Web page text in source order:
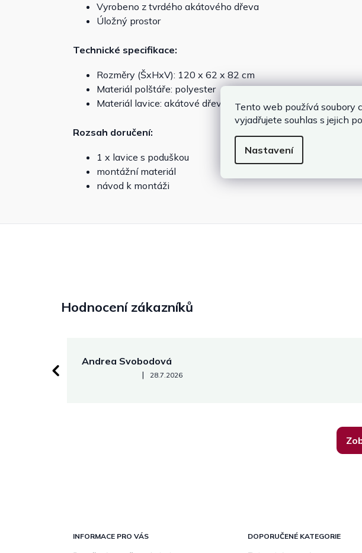
Tento web používá soubory
vyjadřujete souhlas s jejich
Nastavení
Vyrobeno z tvrdého akátového dřeva
Úložný prostor
Technické specifikace:
Rozměry (ŠxHxV): 120 x 62 x 82 cm
Materiál polštáře: polyester
Materiál lavice: akátové dřevo
Rozsah doručení:
1 x lavice s poduškou
montážní materiál
návod k montáži
Hodnocení zákazníků
Andrea Svobodová
Hodnocení obchodu je 5 z 5 hvězdiček.
| 28.7.2026
INFORMACE PRO VÁS DOPORUČENÉ KATEGORIE